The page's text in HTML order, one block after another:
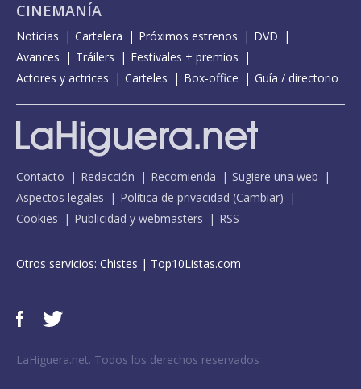
CINEMANÍA
Noticias Cartelera Próximos estrenos
DVD
Avances
Tráilers
Festivales + premios
Actores y actrices
Carteles Box-office Guía / directorio
Contacto Redacción Recomienda
Sugiere una web
Aspectos legales
Política de privacidad (Cambiar)
Cookies
Publicidad y webmasters RSS
Otros servicios: Chistes | Top10Listas.com
LaHiguera.net. Todos los derechos reservados